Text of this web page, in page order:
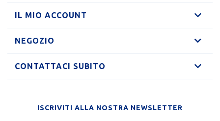
IL MIO ACCOUNT
NEGOZIO
CONTATTACI SUBITO
ISCRIVITI ALLA NOSTRA NEWSLETTER